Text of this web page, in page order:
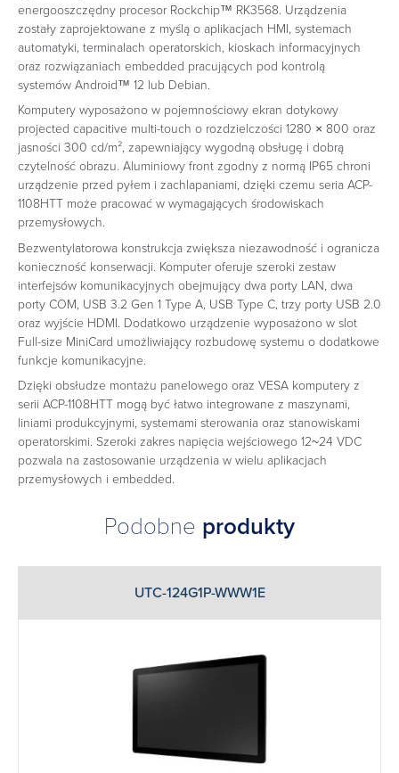
energooszczędny procesor Rockchip™ RK3568. Urządzenia
zostały zaprojektowane z myślą o aplikacjach HMI, systemach
automatyki, terminalach operatorskich, kioskach informacyjnych
oraz rozwiązaniach embedded pracujących pod kontrolą
systemów Android™ 12 lub Debian.
Komputery wyposażono w pojemnościowy ekran dotykowy
projected capacitive multi-touch o rozdzielczości 1280 × 800 oraz
jasności 300 cd/m², zapewniający wygodną obsługę i dobrą
czytelność obrazu. Aluminiowy front zgodny z normą IP65 chroni
urządzenie przed pyłem i zachlapaniami, dzięki czemu seria ACP-
1108HTT może pracować w wymagających środowiskach
przemysłowych.
Bezwentylatorowa konstrukcja zwiększa niezawodność i ogranicza
konieczność konserwacji. Komputer oferuje szeroki zestaw
interfejsów komunikacyjnych obejmujący dwa porty LAN, dwa
porty COM, USB 3.2 Gen 1 Type A, USB Type C, trzy porty USB 2.0
oraz wyjście HDMI. Dodatkowo urządzenie wyposażono w slot
Full-size MiniCard umożliwiający rozbudowę systemu o dodatkowe
funkcje komunikacyjne.
Dzięki obsłudze montażu panelowego oraz VESA komputery z
serii ACP-1108HTT mogą być łatwo integrowane z maszynami,
liniami produkcyjnymi, systemami sterowania oraz stanowiskami
operatorskimi. Szeroki zakres napięcia wejściowego 12~24 VDC
pozwala na zastosowanie urządzenia w wielu aplikacjach
przemysłowych i embedded.
Podobne produkty
UTC-124G1P-WWW1E